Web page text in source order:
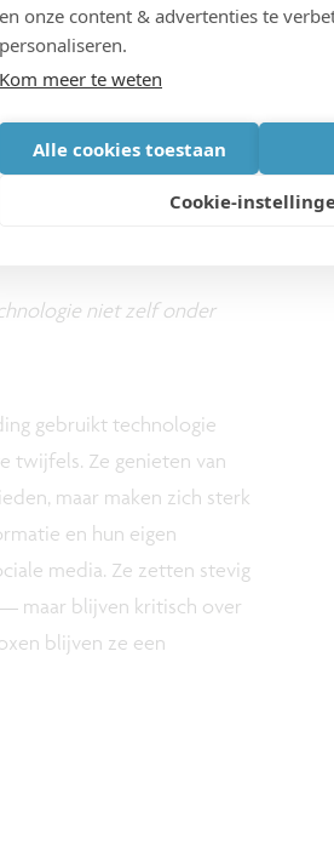
en onze content & advertenties te
personaliseren.
Kom meer te weten
Alle cookies toestaan
Cookie-
amper
niet zelf onder
gebruikt technologie
twijfels. Ze genieten van
maar maken zich sterk
en hun eigen
media. Ze zetten stevig
maar blijven kritisch over
blijven ze een